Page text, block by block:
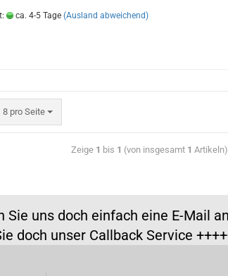
ca. 4-5 Tage (Ausland abweichend)
8 pro Seite
Zeige 1 bis 1 (von insgesamt 1 Artikeln)
uns doch einfach eine E-Mail
doch unser Callback Service